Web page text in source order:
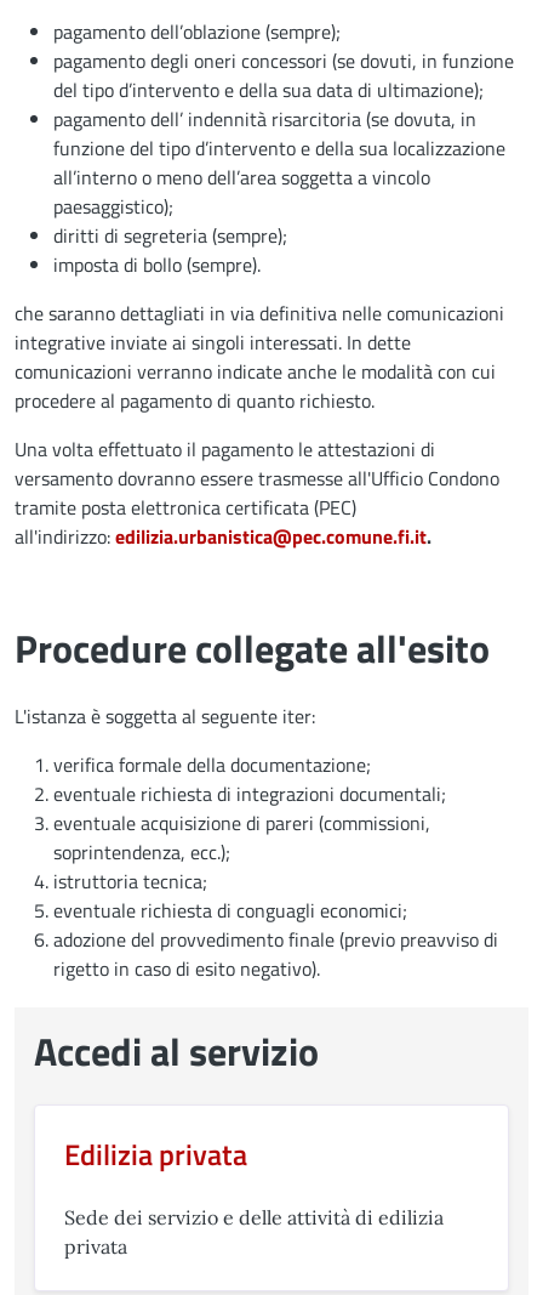
pagamento dell’oblazione (sempre);
pagamento degli oneri concessori (se dovuti, in funzione
del tipo d’intervento e della sua data di ultimazione);
pagamento dell’ indennità risarcitoria (se dovuta, in
funzione del tipo d’intervento e della sua localizzazione
all’interno o meno dell’area soggetta a vincolo
paesaggistico);
diritti di segreteria (sempre);
imposta di bollo (sempre).
che saranno dettagliati in via definitiva nelle comunicazioni
integrative inviate ai singoli interessati. In dette
comunicazioni verranno indicate anche le modalità con cui
procedere al pagamento di quanto richiesto.
Una volta effettuato il pagamento le attestazioni di
versamento dovranno essere trasmesse all'Ufficio Condono
tramite posta elettronica certificata (PEC)
all'indirizzo:edilizia.urbanistica@pec.comune.fi.it.
Procedure collegate all'esito
L'istanza è soggetta al seguente iter:
verifica formale della documentazione;
eventuale richiesta di integrazioni documentali;
eventuale acquisizione di pareri (commissioni,
soprintendenza, ecc.);
istruttoria tecnica;
eventuale richiesta di conguagli economici;
adozione del provvedimento finale (previo preavviso di
rigetto in caso di esito negativo).
Accedi al servizio
Edilizia privata
Sede dei servizio e delle attività di edilizia
privata